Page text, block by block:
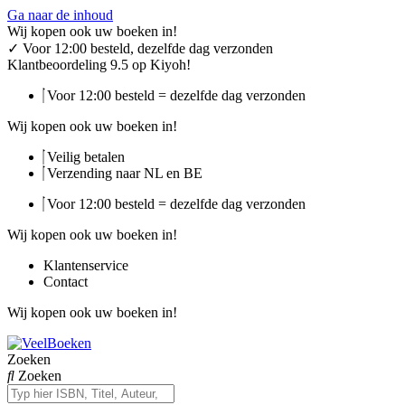
Ga naar de inhoud
Wij kopen ook uw boeken in!
✓ Voor 12:00 besteld, dezelfde dag verzonden
Klantbeoordeling 9.5 op Kiyoh!
Voor 12:00 besteld = dezelfde dag verzonden
Wij kopen ook uw boeken in!
Veilig betalen
Verzending naar NL en BE
Voor 12:00 besteld = dezelfde dag verzonden
Wij kopen ook uw boeken in!
Klantenservice
Contact
Wij kopen ook uw boeken in!
Zoeken
Zoeken